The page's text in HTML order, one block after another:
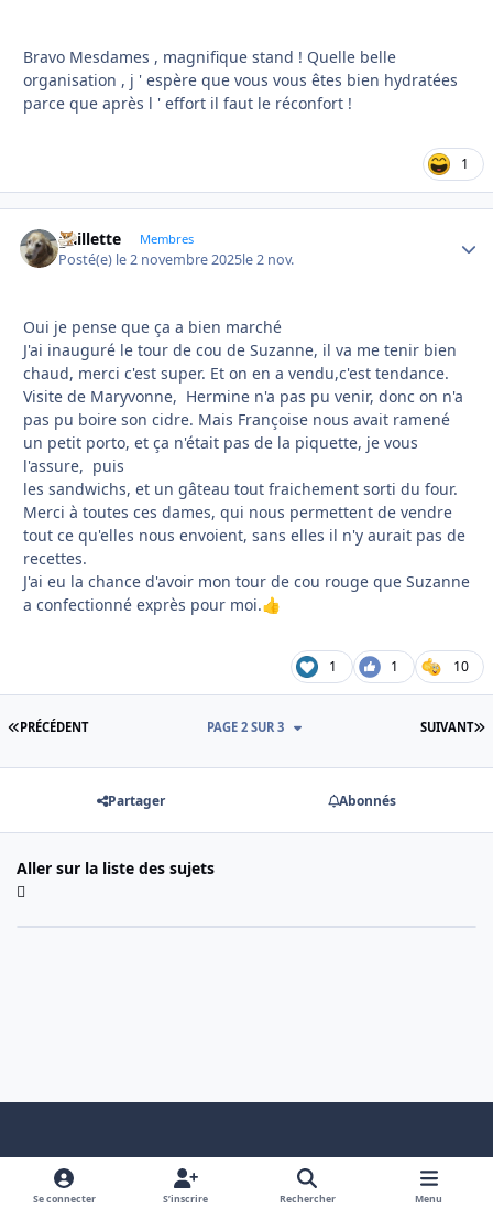
Bravo Mesdames , magnifique stand ! Quelle belle
organisation , j ' espère que vous vous êtes bien hydratées
parce que après l ' effort il faut le réconfort !
1
gaillette Membres
Posté(e) le 2 novembre 2025le 2 nov.
Oui je pense que ça a bien marché
J'ai inauguré le tour de cou de Suzanne, il va me tenir bien
chaud, merci c'est super. Et on en a vendu,c'est tendance.
Visite de Maryvonne, Hermine n'a pas pu venir, donc on n'a
pas pu boire son cidre. Mais Françoise nous avait ramené
un petit porto, et ça n'était pas de la piquette, je vous
l'assure, puis
les sandwichs, et un gâteau tout fraichement sorti du four.
Merci à toutes ces dames, qui nous permettent de vendre
tout ce qu'elles nous envoient, sans elles il n'y aurait pas de
recettes.
J'ai eu la chance d'avoir mon tour de cou rouge que Suzanne
a confectionné exprès pour moi.👍
1 1 10
PREMIÈRE PAGE
PRÉCÉDENT SUIVANT
PAGE 2 SUR 3
Partager Abonnés
Aller sur la liste des sujets
Light ModeDark ModeSystem Preference x
Se connecter S’inscrire Rechercher Menu